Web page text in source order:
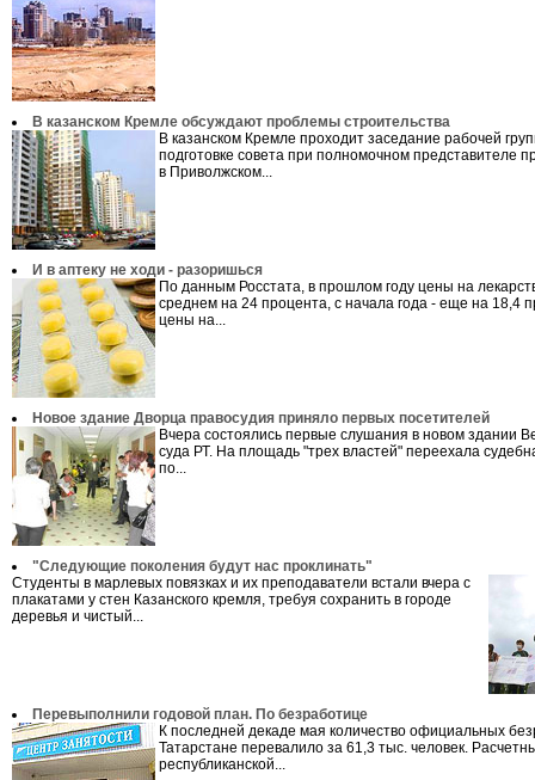
В казанском Кремле обсуждают проблемы строительства
В казанском Кремле проходит заседание рабочей
подготовке совета при полномочном представителе
в Приволжском...
И в аптеку не ходи - разоришься
По данным Росстата, в прошлом году цены на
среднем на 24 процента, с начала года - еще на 18,4
цены на...
Новое здание Дворца правосудия приняло первых посетителей
Вчера состоялись первые слушания в новом здании
суда РТ. На площадь "трех властей" переехала
по...
"Следующие поколения будут нас проклинать"
Студенты в марлевых повязках и их преподаватели встали вчера с
плакатами у стен Казанского кремля, требуя сохранить в городе
деревья и чистый...
Перевыполнили годовой план. По безработице
К последней декаде мая количество официальных
Татарстане перевалило за 61,3 тыс. человек.
республиканской...